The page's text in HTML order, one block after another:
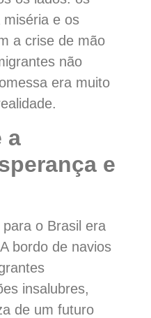
e os
a crise de mão
não
era muito
a
e
o Brasil era
bordo de navios
insalubres,
de um futuro